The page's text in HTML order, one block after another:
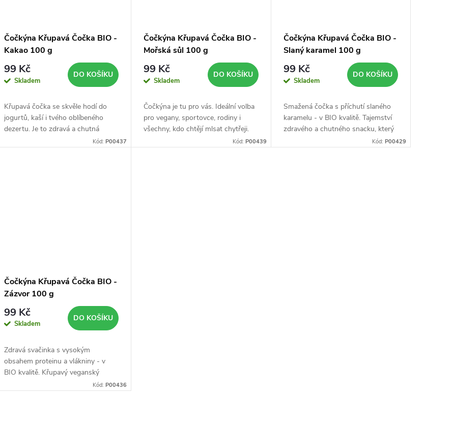
Čočkýna Křupavá Čočka BIO -
Kakao 100 g
99 Kč
Skladem
DO KOŠÍKU
Křupavá čočka se skvěle hodí do
jogurtů, kaší i tvého oblíbeného
dezertu. Je to zdravá a chutná
Kód:P00437
Čočkýna Křupavá Čočka BIO -
Mořská sůl 100 g
99 Kč
Skladem
DO KOŠÍKU
Čočkýna je tu pro vás. Ideální volba
pro vegany, sportovce, rodiny i
všechny, kdo chtějí mlsat chytřeji.
Kód: P00439
Čočkýna Křupavá Čočka BIO -
Slaný karamel 100 g
99 Kč
Skladem
DO KOŠÍKU
Smažená čočka s příchutí slaného
karamelu - v BIO kvalitě. Tajemství
zdravého a chutného snacku, který
Kód: P00429
Čočkýna Křupavá Čočka BIO -
Zázvor 100 g
99 Kč
Skladem
DO KOŠÍKU
Zdravá svačinka s vysokým
obsahem proteinu a vlákniny - v
BIO kvalitě. Křupavý veganský
snack bez lepku, který dodá tělu
Kód:P00436